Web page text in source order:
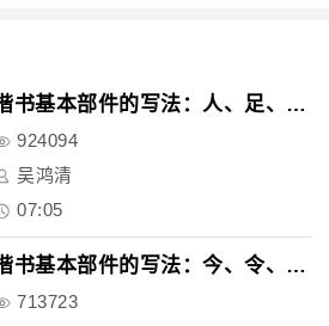
楷书基本部件的写法：人、足、是..
924094
吴鸿清
07:05
楷书基本部件的写法：今、令、全..
713723